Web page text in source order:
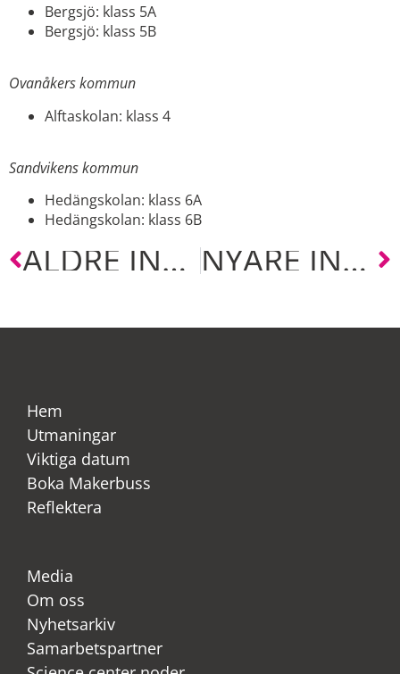
Bergsjö: klass 5A
Bergsjö: klass 5B
Ovanåkers kommun
Alftaskolan: klass 4
Sandvikens kommun
Hedängskolan: klass 6A
Hedängskolan: klass 6B
ÄLDRE INLÄGG NYARE INLÄGG
Hem
Utmaningar
Viktiga datum
Boka Makerbuss
Reflektera
Media
Om oss
Nyhetsarkiv
Samarbetspartner